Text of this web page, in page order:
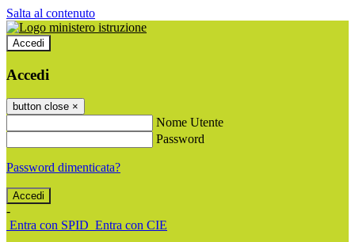
Salta al contenuto
Accedi
Accedi
button close ×
Nome Utente
Password
Password dimenticata?
-
Entra con SPID Entra con CIE